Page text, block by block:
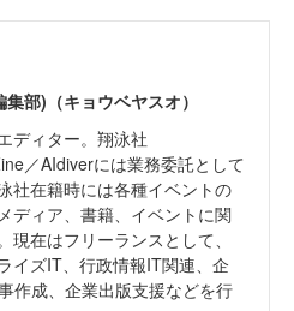
部)（キョウベヤスオ）
ディター。翔泳社
／AIdiverには業務委託として
社在籍時には各種イベントの
ディア、書籍、イベントに関
現在はフリーランスとして、
イズIT、行政情報IT関連、企
作成、企業出版支援などを行